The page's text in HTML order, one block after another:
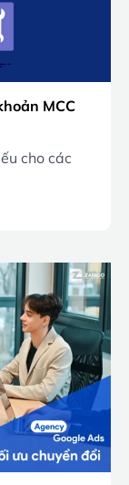
MCC
cho các